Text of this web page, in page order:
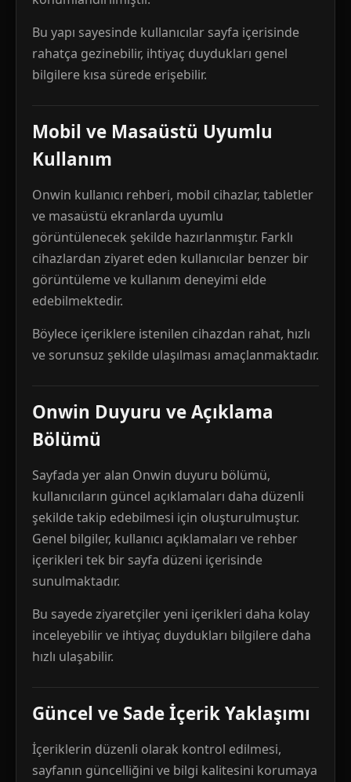
Bu yapı sayesinde kullanıcılar sayfa içerisinde
rahatça gezinebilir, ihtiyaç duydukları genel
bilgilere kısa sürede erişebilir.
Mobil ve Masaüstü Uyumlu
Kullanım
Onwin kullanıcı rehberi, mobil cihazlar, tabletler
ve masaüstü ekranlarda uyumlu
görüntülenecek şekilde hazırlanmıştır. Farklı
cihazlardan ziyaret eden kullanıcılar benzer bir
görüntüleme ve kullanım deneyimi elde
edebilmektedir.
Böylece içeriklere istenilen cihazdan rahat, hızlı
ve sorunsuz şekilde ulaşılması amaçlanmaktadır.
Onwin Duyuru ve Açıklama
Bölümü
Sayfada yer alan Onwin duyuru bölümü,
kullanıcıların güncel açıklamaları daha düzenli
şekilde takip edebilmesi için oluşturulmuştur.
Genel bilgiler, kullanıcı açıklamaları ve rehber
içerikleri tek bir sayfa düzeni içerisinde
sunulmaktadır.
Bu sayede ziyaretçiler yeni içerikleri daha kolay
inceleyebilir ve ihtiyaç duydukları bilgilere daha
hızlı ulaşabilir.
Güncel ve Sade İçerik Yaklaşımı
İçeriklerin düzenli olarak kontrol edilmesi,
sayfanın güncelliğini ve bilgi kalitesini korumaya